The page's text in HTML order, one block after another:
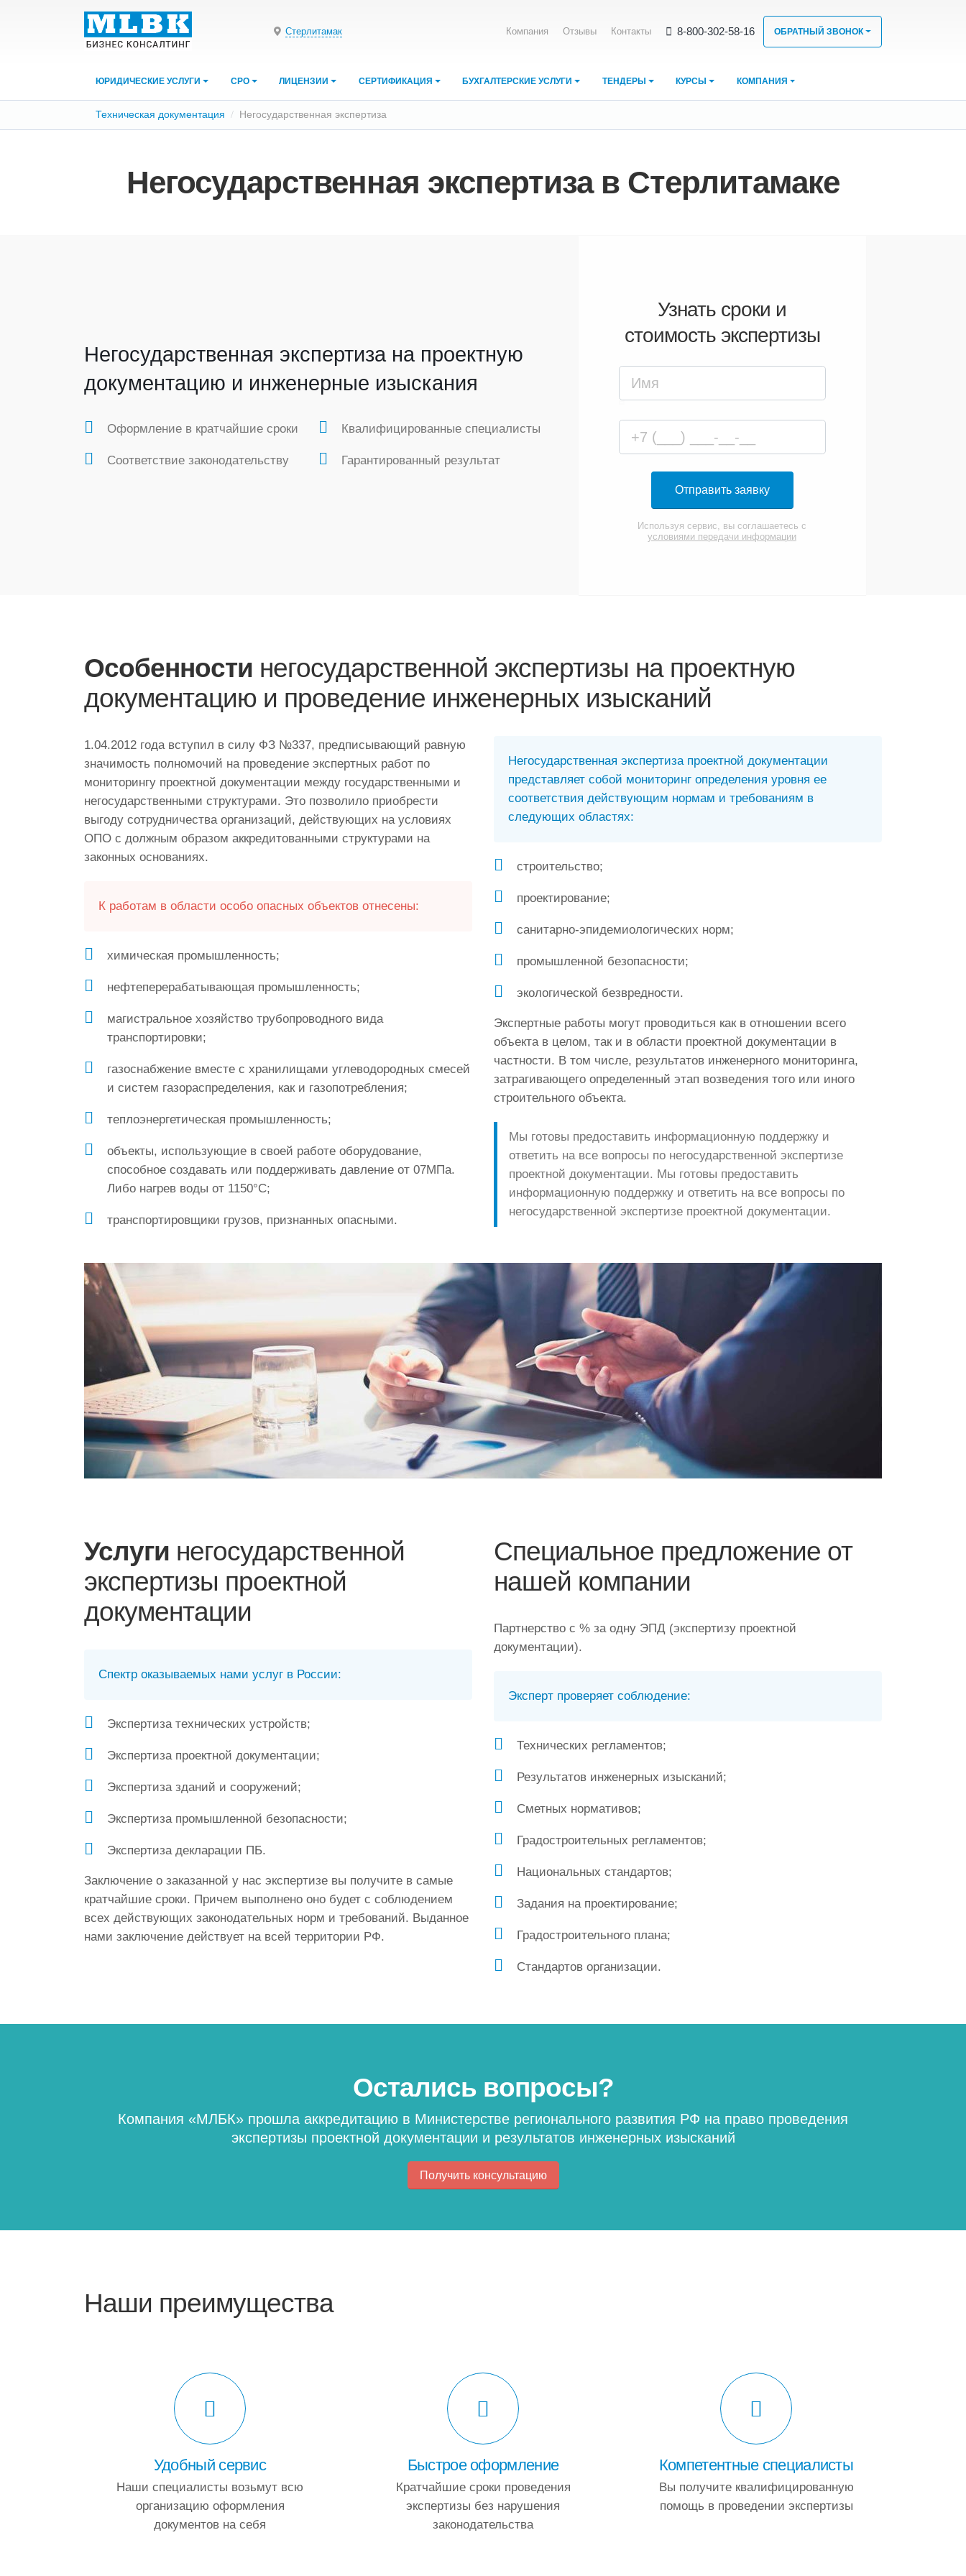
Стерлитамак Компания Отзывы Контакты 8‑800‑302‑58‑16 ОБРАТНЫЙ ЗВОНОК
ЮРИДИЧЕСКИЕ УСЛУГИ СРО ЛИЦЕНЗИИ СЕРТИФИКАЦИЯ БУХГАЛТЕРСКИЕ УСЛУГИ ТЕНДЕРЫ КУРСЫ КОМПАНИЯ
Техническая документация Негосударственная экспертиза
Негосударственная экспертиза в Стерлитамаке
Негосударственная экспертиза на проектную
документацию и инженерные изыскания
Оформление в кратчайшие сроки
Соответствие законодательству
Квалифицированные специалисты
Гарантированный результат
Узнать сроки и
стоимость экспертизы
Отправить заявку
Используя сервис, вы соглашаетесь с
условиями передачи информации
Особенности негосударственной экспертизы на проектную
документацию и проведение инженерных изысканий
1.04.2012 года вступил в силу ФЗ №337, предписывающий равную
значимость полномочий на проведение экспертных работ по
мониторингу проектной документации между государственными и
негосударственными структурами. Это позволило приобрести
выгоду сотрудничества организаций, действующих на условиях
ОПО с должным образом аккредитованными структурами на
законных основаниях.
К работам в области особо опасных объектов отнесены:
химическая промышленность;
нефтеперерабатывающая промышленность;
магистральное хозяйство трубопроводного вида
транспортировки;
газоснабжение вместе с хранилищами углеводородных смесей
и систем газораспределения, как и газопотребления;
теплоэнергетическая промышленность;
объекты, использующие в своей работе оборудование,
способное создавать или поддерживать давление от 07МПа.
Либо нагрев воды от 1150°С;
транспортировщики грузов, признанных опасными.
Негосударственная экспертиза проектной документации
представляет собой мониторинг определения уровня ее
соответствия действующим нормам и требованиям в
следующих областях:
строительство;
проектирование;
санитарно-эпидемиологических норм;
промышленной безопасности;
экологической безвредности.
Экспертные работы могут проводиться как в отношении всего
объекта в целом, так и в области проектной документации в
частности. В том числе, результатов инженерного мониторинга,
затрагивающего определенный этап возведения того или иного
строительного объекта.
Мы готовы предоставить информационную поддержку и
ответить на все вопросы по негосударственной экспертизе
проектной документации. Мы готовы предоставить
информационную поддержку и ответить на все вопросы по
негосударственной экспертизе проектной документации.
Услуги негосударственной
экспертизы проектной
документации
Спектр оказываемых нами услуг в России:
Экспертиза технических устройств;
Экспертиза проектной документации;
Экспертиза зданий и сооружений;
Экспертиза промышленной безопасности;
Экспертиза декларации ПБ.
Заключение о заказанной у нас экспертизе вы получите в самые
кратчайшие сроки. Причем выполнено оно будет с соблюдением
всех действующих законодательных норм и требований. Выданное
нами заключение действует на всей территории РФ.
Специальное предложение от
нашей компании
Партнерство с % за одну ЭПД (экспертизу проектной
документации).
Эксперт проверяет соблюдение:
Технических регламентов;
Результатов инженерных изысканий;
Сметных нормативов;
Градостроительных регламентов;
Национальных стандартов;
Задания на проектирование;
Градостроительного плана;
Стандартов организации.
Остались вопросы?
Компания «МЛБК» прошла аккредитацию в Министерстве регионального развития РФ на право проведения
экспертизы проектной документации и результатов инженерных изысканий
Получить консультацию
Наши преимущества
Удобный сервис
Наши специалисты возьмут всю
организацию оформления
документов на себя
Быстрое оформление
Кратчайшие сроки проведения
экспертизы без нарушения
законодательства
Компетентные специалисты
Вы получите квалифицированную
помощь в проведении экспертизы